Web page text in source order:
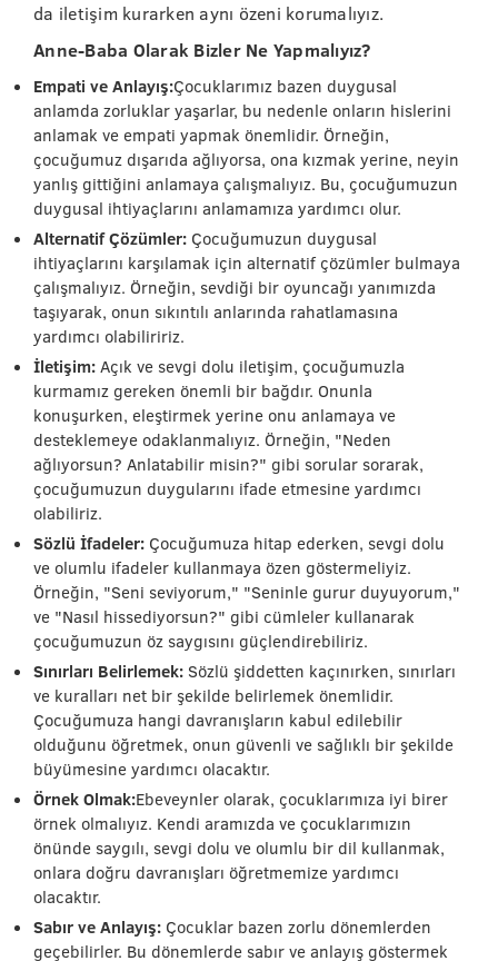
da iletişim kurarken aynı özeni korumalıyız.
Anne-Baba Olarak Bizler Ne Yapmalıyız?
Empati ve Anlayış:Çocuklarımız bazen duygusal
anlamda zorluklar yaşarlar, bu nedenle onların hislerini
anlamak ve empati yapmak önemlidir. Örneğin,
çocuğumuz dışarıda ağlıyorsa, ona kızmak yerine, neyin
yanlış gittiğini anlamaya çalışmalıyız. Bu, çocuğumuzun
duygusal ihtiyaçlarını anlamamıza yardımcı olur.
Alternatif Çözümler: Çocuğumuzun duygusal
ihtiyaçlarını karşılamak için alternatif çözümler bulmaya
çalışmalıyız. Örneğin, sevdiği bir oyuncağı yanımızda
taşıyarak, onun sıkıntılı anlarında rahatlamasına
yardımcı olabiliririz.
İletişim: Açık ve sevgi dolu iletişim, çocuğumuzla
kurmamız gereken önemli bir bağdır. Onunla
konuşurken, eleştirmek yerine onu anlamaya ve
desteklemeye odaklanmalıyız. Örneğin, "Neden
ağlıyorsun? Anlatabilir misin?" gibi sorular sorarak,
çocuğumuzun duygularını ifade etmesine yardımcı
olabiliriz.
Sözlü İfadeler: Çocuğumuza hitap ederken, sevgi dolu
ve olumlu ifadeler kullanmaya özen göstermeliyiz.
Örneğin, "Seni seviyorum," "Seninle gurur duyuyorum,"
ve "Nasıl hissediyorsun?" gibi cümleler kullanarak
çocuğumuzun öz saygısını güçlendirebiliriz.
Sınırları Belirlemek: Sözlü şiddetten kaçınırken, sınırları
ve kuralları net bir şekilde belirlemek önemlidir.
Çocuğumuza hangi davranışların kabul edilebilir
olduğunu öğretmek, onun güvenli ve sağlıklı bir şekilde
büyümesine yardımcı olacaktır.
Örnek Olmak:Ebeveynler olarak, çocuklarımıza iyi birer
örnek olmalıyız. Kendi aramızda ve çocuklarımızın
önünde saygılı, sevgi dolu ve olumlu bir dil kullanmak,
onlara doğru davranışları öğretmemize yardımcı
olacaktır.
Sabır ve Anlayış: Çocuklar bazen zorlu dönemlerden
geçebilirler. Bu dönemlerde sabır ve anlayış göstermek